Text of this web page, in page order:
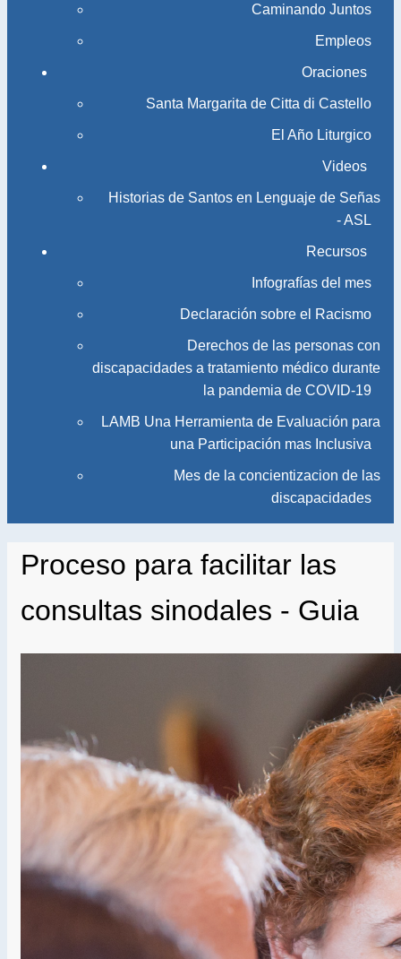
Caminando Juntos
Empleos
Oraciones
Santa Margarita de Citta di Castello
El Año Liturgico
Videos
Historias de Santos en Lenguaje de Señas
- ASL
Recursos
Infografías del mes
Declaración sobre el Racismo
Derechos de las personas con
discapacidades a tratamiento médico durante
la pandemia de COVID-19
LAMB Una Herramienta de Evaluación para
una Participación mas Inclusiva
Mes de la concientizacion de las
discapacidades
Proceso para facilitar las
consultas sinodales - Guia